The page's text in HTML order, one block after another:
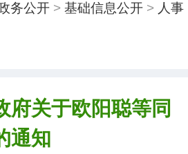
务公开> 基础信息公开> 人事
府关于欧阳聪等同
通知